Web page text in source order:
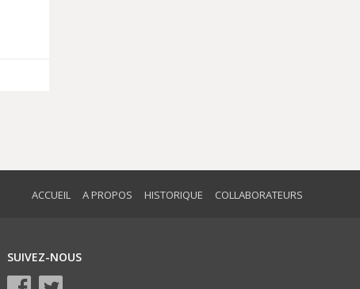
ACCUEIL A PROPOS HISTORIQUE COLLABORATEURS
SUIVEZ-NOUS